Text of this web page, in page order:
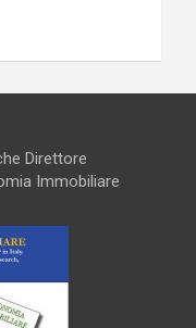
Direttore
Immobiliare